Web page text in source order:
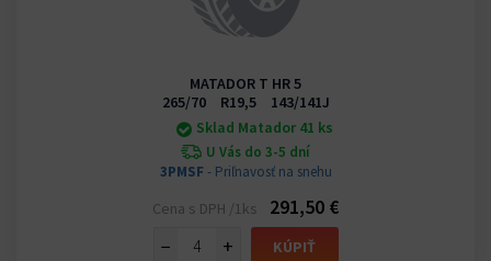
MATADOR T HR 5
265/70 R19,5 143/141J
Sklad Matador 41 ks
U Vás do 3-5 dní
3PMSF- Priľnavosť na snehu
Cena s DPH /1ks
291,50 €
−
+ KÚPIŤ